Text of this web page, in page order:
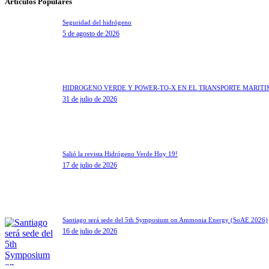
Seguridad del hidrógeno
5 de agosto de 2026
HIDRÓGENO VERDE Y POWER-TO-X EN EL TRANSPORTE
31 de julio de 2026
Salió la revista Hidrógeno Verde Hoy 19!
17 de julio de 2026
Santiago será sede del 5th Symposium on Ammonia Energy (SoAE 2026)
16 de julio de 2026